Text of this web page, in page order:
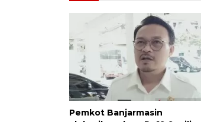
Pemkot Banjarmasin